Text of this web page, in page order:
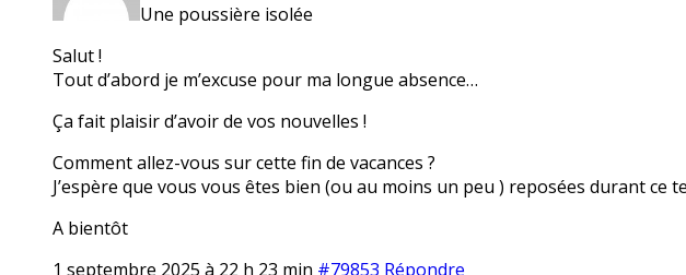
Une poussière isolée
Salut !
Tout d’abord je m’excuse pour ma longue absence…
Ça fait plaisir d’avoir de vos nouvelles !
Comment allez-vous sur cette fin de vacances ?
J’espère que vous vous êtes bien (ou au moins un peu ) reposées durant ce
A bientôt
1 septembre 2025 à 22 h 23 min #79853 Répondre